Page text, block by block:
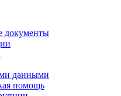
документы
данными
помощь